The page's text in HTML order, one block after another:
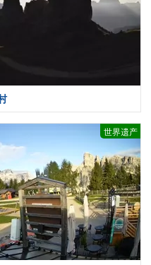
世界遗产